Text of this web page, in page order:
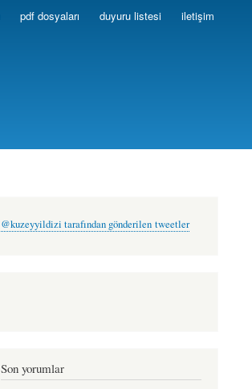
pdf dosyaları duyuru listesi iletişim
@kuzeyyildizi tarafından gönderilen tweetler
Son yorumlar